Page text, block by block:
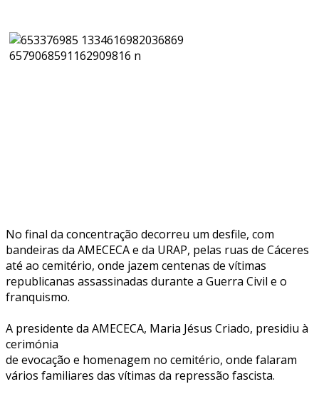
No final da concentração decorreu um desfile, com
bandeiras da AMECECA e da URAP, pelas ruas de Cáceres
até ao cemitério, onde jazem centenas de vítimas
republicanas assassinadas durante a Guerra Civil e o
franquismo.
A presidente da AMECECA, Maria Jésus Criado, presidiu à
cerimónia
de evocação e homenagem no cemitério, onde falaram
vários familiares das vítimas da repressão fascista.